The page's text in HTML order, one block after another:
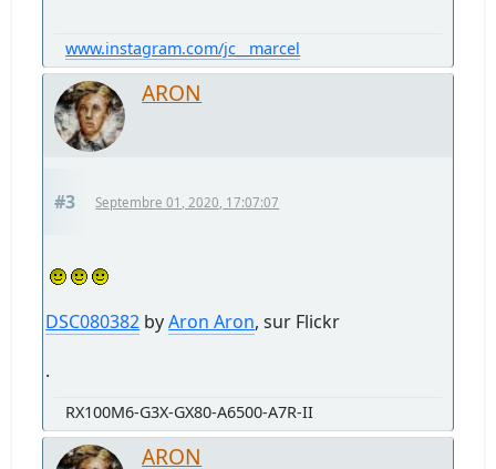
www.instagram.com/jc__marcel
ARON
#3 Septembre 01, 2020, 17:07:07
DSC080382 byAron Aron, sur Flickr
.
RX100M6-G3X-GX80-A6500-A7R-II
ARON